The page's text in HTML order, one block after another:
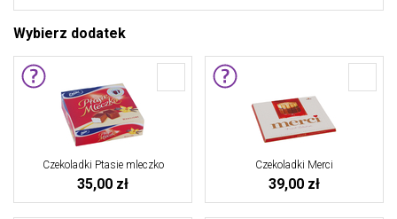
Wybierz dodatek
Czekoladki Ptasie mleczko
35,00 zł
Czekoladki Merci
39,00 zł